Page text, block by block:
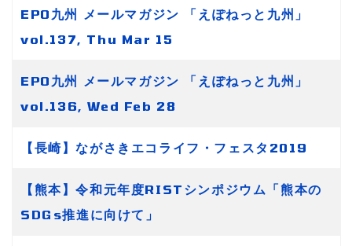
EPO九州 メールマガジン 「えぽねっと九州」
vol.137, Thu Mar 15
EPO九州 メールマガジン 「えぽねっと九州」
vol.136, Wed Feb 28
【長崎】ながさきエコライフ・フェスタ2019
【熊本】令和元年度RISTシンポジウム「熊本の
SDGs推進に向けて」